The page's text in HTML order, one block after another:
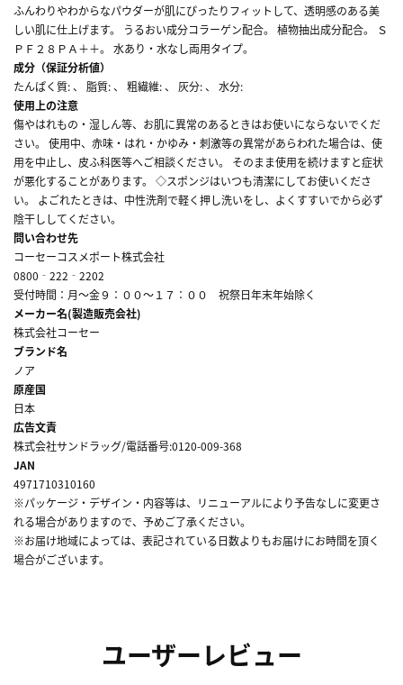
ふんわりやわからなパウダーが肌にぴったりフィットして、透明感のある美
しい肌に仕上げます。 うるおい成分コラーゲン配合。 植物抽出成分配合。 Ｓ
ＰＦ２８ＰＡ＋＋。 水あり・水なし両用タイプ。
成分（保証分析値）
たんぱく質: 、 脂質: 、 粗繊維: 、 灰分: 、 水分:
使用上の注意
傷やはれもの・湿しん等、お肌に異常のあるときはお使いにならないでくだ
さい。 使用中、赤味・はれ・かゆみ・刺激等の異常があらわれた場合は、使
用を中止し、皮ふ科医等へご相談ください。 そのまま使用を続けますと症状
が悪化することがあります。 ◇スポンジはいつも清潔にしてお使いくださ
い。 よごれたときは、中性洗剤で軽く押し洗いをし、よくすすいでから必ず
陰干ししてください。
問い合わせ先
コーセーコスメポート株式会社
0800‐222‐2202
受付時間：月～金９：００～１７：００ 祝祭日年末年始除く
メーカー名(製造販売会社)
株式会社コーセー
ブランド名
ノア
原産国
日本
広告文責
株式会社サンドラッグ/電話番号:0120-009-368
JAN
4971710310160
※パッケージ・デザイン・内容等は、リニューアルにより予告なしに変更さ
れる場合がありますので、予めご了承ください。
※お届け地域によっては、表記されている日数よりもお届けにお時間を頂く
場合がございます。
ユーザーレビュー